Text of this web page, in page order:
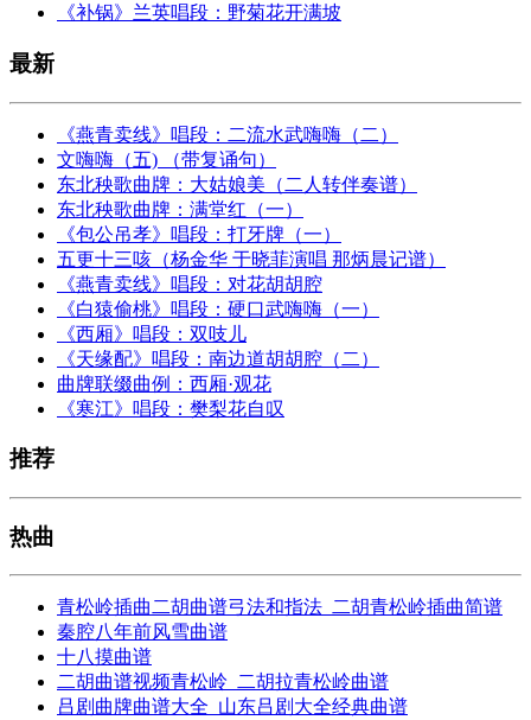
《补锅》兰英唱段：野菊花开满坡
最新
《燕青卖线》唱段：二流水武嗨嗨（二）
文嗨嗨（五) （带复诵句）
东北秧歌曲牌：大姑娘美（二人转伴奏谱）
东北秧歌曲牌：满堂红（一）
《包公吊孝》唱段：打牙牌（一）
五更十三咳（杨金华 于晓菲演唱 那炳晨记谱）
《燕青卖线》唱段：对花胡胡腔
《白猿偷桃》唱段：硬口武嗨嗨（一）
《西厢》唱段：双吱儿
《天缘配》唱段：南边道胡胡腔（二）
曲牌联缀曲例：西厢·观花
《寒江》唱段：樊梨花自叹
推荐
热曲
青松岭插曲二胡曲谱弓法和指法_二胡青松岭插曲简谱
秦腔八年前风雪曲谱
十八摸曲谱
二胡曲谱视频青松岭_二胡拉青松岭曲谱
吕剧曲牌曲谱大全_山东吕剧大全经典曲谱